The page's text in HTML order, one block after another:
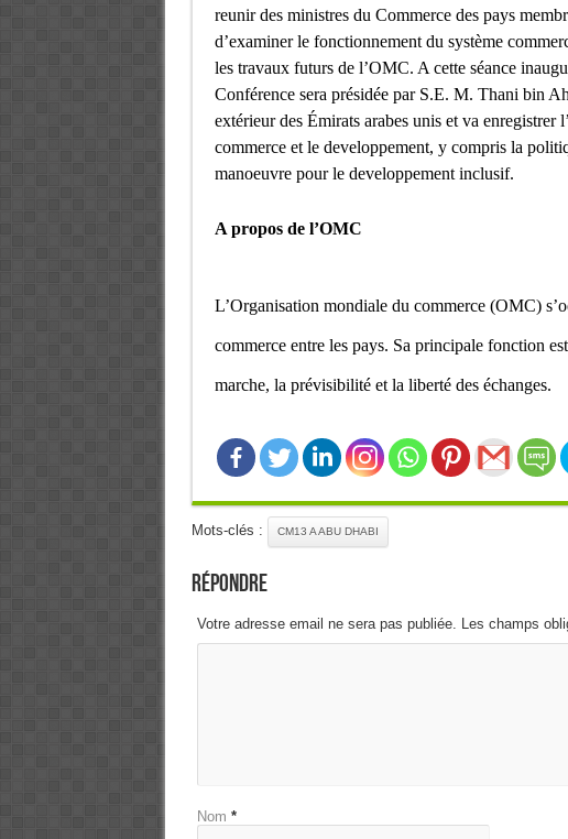
reunir des ministres du Commerce des pays
d’examiner le fonctionnement du système
les travaux futurs de l’OMC. A cette séance
Conférence sera présidée par S.E. M. Thani bin
extérieur des Émirats arabes unis et va enregistrer
commerce et le developpement, y compris la
manoeuvre pour le developpement inclusif.
A propos de l’OMC
L’Organisation mondiale du commerce (OMC)
commerce entre les pays. Sa principale fonction
marche, la prévisibilité et la liberté des échanges.
Mots-clés : CM13 A ABU DHABI
Répondre
Votre adresse email ne sera pas publiée. Les champs
Nom *